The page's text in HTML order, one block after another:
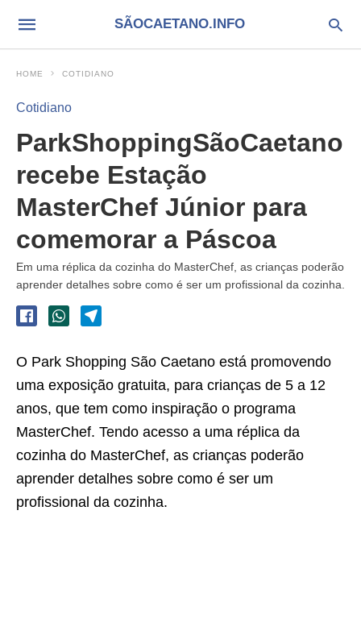
SÃOCAETANO.INFO
HOME COTIDIANO
Cotidiano
ParkShoppingSãoCaetano
recebe Estação
MasterChef Júnior para
comemorar a Páscoa
Em uma réplica da cozinha do MasterChef, as crianças poderão
aprender detalhes sobre como é ser um profissional da cozinha.
O Park Shopping São Caetano está promovendo
uma exposição gratuita, para crianças de 5 a 12
anos, que tem como inspiração o programa
MasterChef. Tendo acesso a uma réplica da
cozinha do MasterChef, as crianças poderão
aprender detalhes sobre como é ser um
profissional da cozinha.